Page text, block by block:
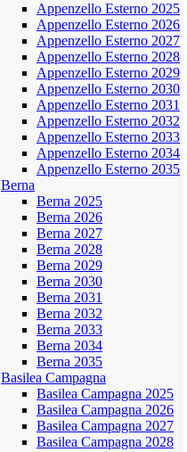
Appenzello Esterno 2025
Appenzello Esterno 2026
Appenzello Esterno 2027
Appenzello Esterno 2028
Appenzello Esterno 2029
Appenzello Esterno 2030
Appenzello Esterno 2031
Appenzello Esterno 2032
Appenzello Esterno 2033
Appenzello Esterno 2034
Appenzello Esterno 2035
Berna
Berna 2025
Berna 2026
Berna 2027
Berna 2028
Berna 2029
Berna 2030
Berna 2031
Berna 2032
Berna 2033
Berna 2034
Berna 2035
Basilea Campagna
Basilea Campagna 2025
Basilea Campagna 2026
Basilea Campagna 2027
Basilea Campagna 2028